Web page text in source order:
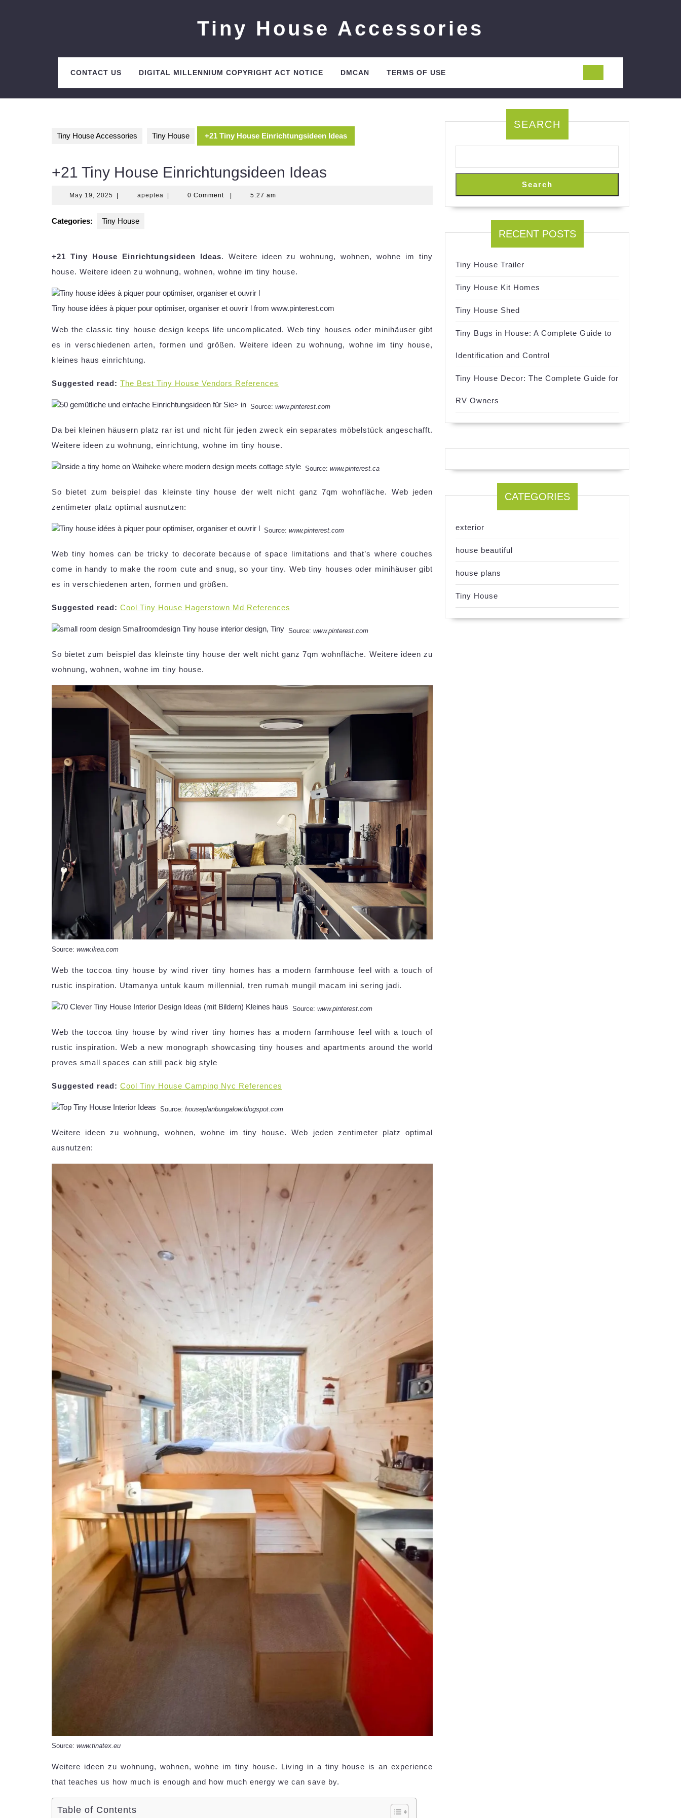
Tiny House Accessories
CONTACT US DIGITAL MILLENNIUM COPYRIGHT ACT NOTICE DMCAN TERMS OF USE
Tiny House Accessories Tiny House +21 Tiny House Einrichtungsideen Ideas
+21 Tiny House Einrichtungsideen Ideas
May 19, 2025 May
apeptea apeptea0 Comment 5:27 am
Categories: Tiny House
+21 Tiny House Einrichtungsideen Ideas. Weitere ideen zu wohnung, wohnen, wohne im tiny
house. Weitere ideen zu wohnung, wohnen, wohne im tiny house.
Tiny house idées à piquer pour optimiser, organiser et ouvrir l from www.pinterest.com
Web the classic tiny house design keeps life uncomplicated. Web tiny houses oder minihäuser gibt
es in verschiedenen arten, formen und größen. Weitere ideen zu wohnung, wohne im tiny house,
kleines haus einrichtung.
Suggested read: The Best Tiny House Vendors References
Source: www.pinterest.com
Da bei kleinen häusern platz rar ist und nicht für jeden zweck ein separates möbelstück angeschafft.
Weitere ideen zu wohnung, einrichtung, wohne im tiny house.
Source: www.pinterest.ca
So bietet zum beispiel das kleinste tiny house der welt nicht ganz 7qm wohnfläche. Web jeden
zentimeter platz optimal ausnutzen:
Source: www.pinterest.com
Web tiny homes can be tricky to decorate because of space limitations and that’s where couches
come in handy to make the room cute and snug, so your tiny. Web tiny houses oder minihäuser gibt
es in verschiedenen arten, formen und größen.
Suggested read: Cool Tiny House Hagerstown Md References
Source: www.pinterest.com
So bietet zum beispiel das kleinste tiny house der welt nicht ganz 7qm wohnfläche. Weitere ideen zu
wohnung, wohnen, wohne im tiny house.
Source: www.ikea.com
Web the toccoa tiny house by wind river tiny homes has a modern farmhouse feel with a touch of
rustic inspiration. Utamanya untuk kaum millennial, tren rumah mungil macam ini sering jadi.
Source: www.pinterest.com
Web the toccoa tiny house by wind river tiny homes has a modern farmhouse feel with a touch of
rustic inspiration. Web a new monograph showcasing tiny houses and apartments around the world
proves small spaces can still pack big style
Suggested read: Cool Tiny House Camping Nyc References
Source: houseplanbungalow.blogspot.com
Weitere ideen zu wohnung, wohnen, wohne im tiny house. Web jeden zentimeter platz optimal
ausnutzen:
Source: www.tinatex.eu
Weitere ideen zu wohnung, wohnen, wohne im tiny house. Living in a tiny house is an experience
that teaches us how much is enough and how much energy we can save by.
Table of Contents
SEARCH
Search
RECENT POSTS
Tiny House Trailer
Tiny House Kit Homes
Tiny House Shed
Tiny Bugs in House: A Complete Guide to
Identification and Control
Tiny House Decor: The Complete Guide for
RV Owners
CATEGORIES
exterior
house beautiful
house plans
Tiny House